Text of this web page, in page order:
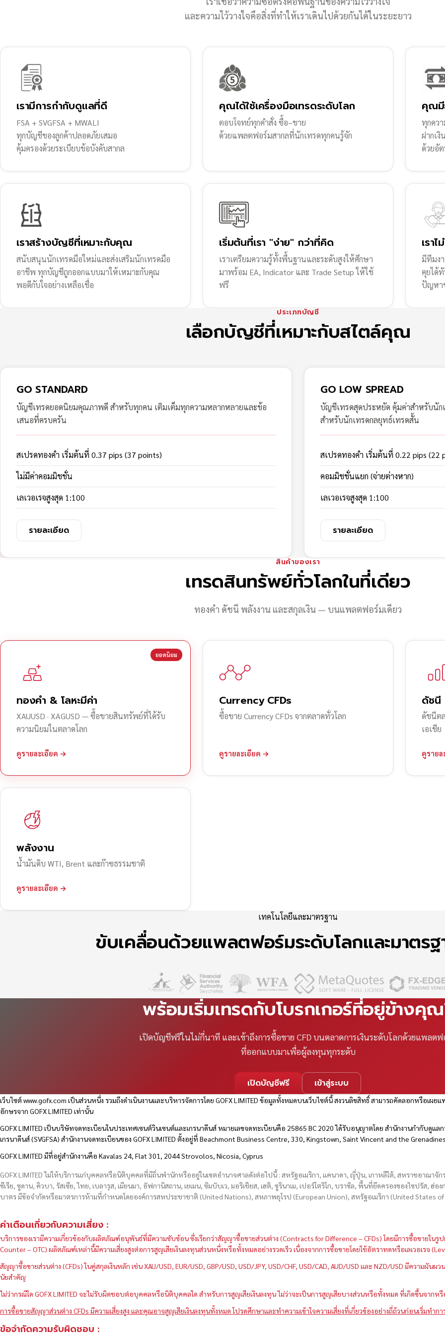
และความไว้วางใจคือสิ่งที่ทำให้เราเดินไปด้วยกันได้ในระยะยาว
เรามีการกำกับดูแลที่ดี
FSA + SVGFSA + MWALI
ทุกบัญชีของลูกค้าปลอดภัยเสมอ
คุ้มครองด้วยระเบียบข้อบังคับสากล
คุณได้ใช้เครื่องมือเทรดระดับโลก
ตอบโจทย์ทุกคำสั่ง ซื้อ–ขาย
ด้วยแพลตฟอร์มสากลที่นักเทรดทุกคนรู้จัก
คุณมี
ทุกควา
ฝากเงิ
ด้วยอั
เราสร้างบัญชีที่เหมาะกับคุณ
สนับสนุนนักเทรดมือใหม่และส่งเสริมนักเทรดมือ
อาชีพ ทุกบัญชีถูกออกแบบมาให้เหมาะกับคุณ
พอดีกับใจอย่างเหลือเชื่อ
เริ่มต้นที่เรา "ง่าย" กว่าที่คิด
เราเตรียมความรู้ทั้งพื้นฐานและระดับสูงให้ศึกษา
มาพร้อม EA, Indicator และ Trade Setup ให้ใช้
ฟรี
เรา
มีทีมง
คุยได้
ปัญหา
ประเภทบัญชี
เลือกบัญชีที่เหมาะกับสไตล์คุณ
GO STANDARD
บัญชีเทรดยอดนิยมคุณภาพดี สำหรับทุกคน เติมเต็มทุกความหลากหลายและข้อ
เสนอที่ครบครัน
สเปรดทองคำ เริ่มต้นที่ 0.37 pips (37 points)
ไม่มีค่าคอมมิชชั่น
เลเวอเรจสูงสุด 1:100
รายละเอียด
GO LOW SPREAD
บัญชีเทรดสุดประหยัด คุ้มค่าสำหรับนัก
สำหรับนักเทรดกลยุทธ์เทรดสั้น
สเปรดทองคำ เริ่มต้นที่ 0.22 pips (22
คอมมิชชั่นแยก (จ่ายต่างหาก)
เลเวอเรจสูงสุด 1:100
รายละเอียด
สินค้าของเรา
เทรดสินทรัพย์ทั่วโลกในที่เดียว
ทองคำ ดัชนี พลังงาน และสกุลเงิน — บนแพลตฟอร์มเดียว
ยอดนิยม
ทองคำ & โลหะมีค่า
XAUUSD · XAGUSD — ซื้อขายสินทรัพย์ที่ได้รับ
ความนิยมในตลาดโลก
ดูรายละเอียด →
Currency CFDs
ซื้อขาย Currency CFDs จากตลาดทั่วโลก
ดูรายละเอียด →
ดัชนี
ดัชนีต
เอเชีย
ดูราย
พลังงาน
น้ำมันดิบ WTI, Brent และก๊าซธรรมชาติ
ดูรายละเอียด →
เทคโนโลยีและมาตรฐาน
ขับเคลื่อนด้วยแพลตฟอร์มระดับโลกและมาตรฐ
พร้อมเริ่มเทรดกับโบรกเกอร์ที่อยู่ข้างคุ
เปิดบัญชีฟรีในไม่กี่นาที และเข้าถึงการซื้อขาย CFD บนตลาดการเงินระดับโลกด้วยแพลตฟ
ที่ออกแบบมาเพื่อผู้ลงทุนทุกระดับ
เปิดบัญชีฟรี เข้าสู่ระบบ
เว็บไซต์www.gofx.com เป็นส่วนหนึ่ง รวมถึงดำเนินงานและบริหารจัดการโดย GOFX LIMITED ข้อมูลทั้งหมดบนเว็บไซต์นี้ สงวนลิขสิทธิ์ สามารถคัดลอกหรือเผ
อักษรจาก GOFX LIMITED เท่านั้น
GOFX LIMITED เป็นบริษัทจดทะเบียนในประเทศเซนต์วินเซนต์และเกรนาดีนส์ หมายเลขจดทะเบียนคือ 25865 BC 2020 ได้รับอนุญาตโดย สำนักงานกำกับดูแล
เกรนาดีนส์ (SVGFSA) สำนักงานจดทะเบียนของ GOFX LIMITED ตั้งอยู่ที่ Beachmont Business Centre, 330, Kingstown, Saint Vincent and the Grenadines
GOFX LIMITED มีที่อยู่สำนักงานคือ Kavalas 24, Flat 301, 2044 Strovolos, Nicosia, Cyprus
GOFX LIMITED ไม่ให้บริการแก่บุคคลหรือนิติบุคคลที่มีถิ่นพำนักหรืออยู่ในเขตอำนาจศาลดังต่อไปนี้ : สหรัฐอเมริกา, แคนาดา, ญี่ปุ่น, เกาหลีใต้, สหราชอาณาจั
ซีเรีย, ซูดาน, คิวบา, รัสเซีย, ไทย, เบลารุส, เมียนมา, อัฟกานิสถาน, เยเมน, ซิมบับเว, มอริเชียส, เฮติ, ซูรินาเม, เปอร์โตริโก, บราซิล, พื้นที่ยึดครองของไซปรัส, ฮ่อ
บาตร มีข้อจำกัดหรือมาตรการห้ามที่กำหนดโดยองค์การสหประชาชาติ (United Nations), สหภาพยุโรป (European Union), สหรัฐอเมริกา (United States
คำเตือนเกี่ยวกับความเสี่ยง :
บริการของเรามีความเกี่ยวข้องกับผลิตภัณฑ์อนุพันธ์ที่มีความซับซ้อน ซึ่งเรียกว่าสัญญาซื้อขายส่วนต่าง (Contracts for Difference – CFDs) โดยมีการซื้อขายใ
Counter – OTC) ผลิตภัณฑ์เหล่านี้มีความเสี่ยงสูงต่อการสูญเสียเงินลงทุนส่วนหนึ่งหรือทั้งหมดอย่างรวดเร็ว เนื่องจากการซื้อขายโดยใช้อัตราทดหรือเลเวอเรจ
สัญญาซื้อขายส่วนต่าง (CFDs) ในคู่สกุลเงินหลัก เช่น XAU/USD, EUR/USD, GBP/USD, USD/JPY, USD/CHF, USD/CAD, AUD/USD และ NZD/USD มีความผัน
นัยสำคัญ
ไม่ว่ากรณีใด GOFX LIMITED จะไม่รับผิดชอบต่อบุคคลหรือนิติบุคคลใด สำหรับการสูญเสียเงินลงทุน ไม่ว่าจะเป็นการสูญเสียบางส่วนหรือทั้งหมด ที่เกิดขึ้นจากหรื
การซื้อขายสัญญาส่วนต่าง CFDs มีความเสี่ยงสูง และคุณอาจสูญเสียเงินลงทุนทั้งหมด โปรดศึกษาและทำความเข้าใจความเสี่ยงที่เกี่ยวข้องอย่างถี่ถ้วนก่อนเริ่มทำกา
ข้อจำกัดความรับผิดชอบ :